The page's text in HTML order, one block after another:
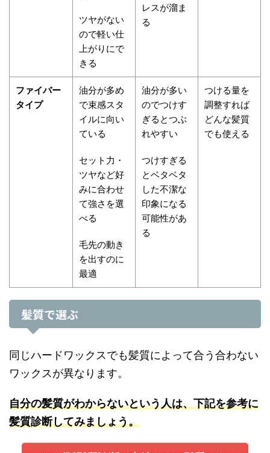
ツヤがない
ので軽い仕
上がりにで
きる
レスが溜ま
る
ファイバー
タイプ
油分が多め
で束感スタ
イルに向い
ている
セット力・
ツヤなど好
みに合わせ
て強さを選
べる
毛先の動き
を出すのに
最適
油分が多い
のでつけす
ぎるとつぶ
れやすい
つけすぎる
とベタベタ
した不潔な
印象になる
可能性があ
る
つける量を
調整すれば
どんな髪質
でも使える
髪質で選ぶ
同じハードワックスでも髪質によって合う合わない
ワックスが異なります。
自分の髪質がわからないという人は、下記を参考に
髪質診断してみましょう。